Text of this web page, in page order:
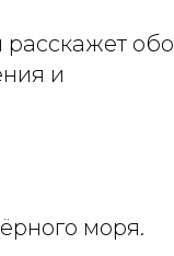
расскажет обо
и
моря.